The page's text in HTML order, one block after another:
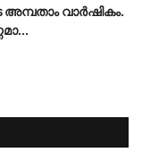
വാർഷികം.